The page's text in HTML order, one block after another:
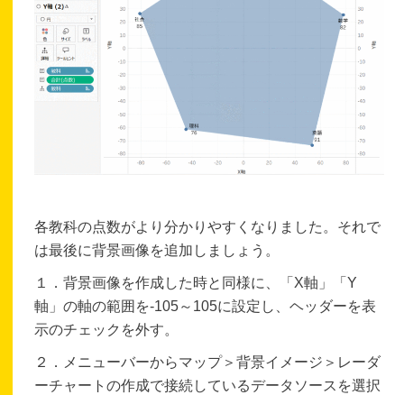
各教科の点数がより分かりやすくなりました。それで
は最後に背景画像を追加しましょう。
１．背景画像を作成した時と同様に、「X軸」「Y
軸」の軸の範囲を-105～105に設定し、ヘッダーを表
示のチェックを外す。
２．メニューバーからマップ＞背景イメージ＞レーダ
ーチャートの作成で接続しているデータソースを選択